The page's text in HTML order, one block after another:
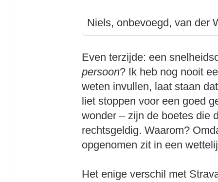
Niels, onbevoegd, van der
Even terzijde: een
persoon? Ik heb nog nooit
weten invullen, laat staan
liet stoppen voor een goed
wonder – zijn de boetes die
rechtsgeldig. Waarom?
opgenomen zit in een
Het enige verschil met